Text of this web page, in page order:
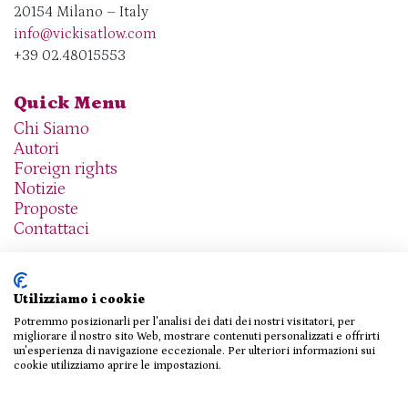
20154 Milano – Italy
info@vickisatlow.com
+39 02.48015553
Quick Menu
Chi Siamo
Autori
Foreign rights
Notizie
Proposte
Contattaci
We are social
Utilizziamo i cookie
Potremmo posizionarli per l'analisi dei dati dei nostri visitatori, per
migliorare il nostro sito Web, mostrare contenuti personalizzati e offrirti
un'esperienza di navigazione eccezionale. Per ulteriori informazioni sui
cookie utilizziamo aprire le impostazioni.